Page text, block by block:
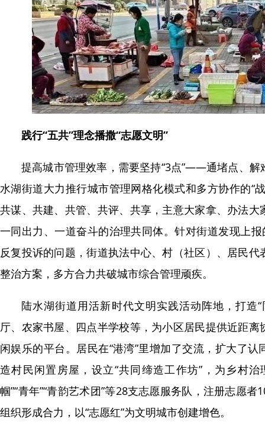
践行“五共”理念播撒“志愿文明”
提高城市管理效率，需要坚持“3点”——通堵点、解
水湖街道大力推行城市管理网格化模式和多方协作的“
共谋、共建、共管、共评、共享，主意大家拿、办法大
一同出力、一道奋斗的治理共同体。针对街道发现上报
反复投诉的问题，街道执法中心、村（社区）、居民
整治方案，多方合力共破城市综合管理顽疾。
陆水湖街道用活新时代文明实践活动阵地，打造
厅、农家书屋、四点半学校等，为小区居民提供近距离
闲娱乐的平台。居民在“港湾”里增加了交流，扩大了
造村民闲置房屋，设立“共同缔造工作坊”，为乡村
帼”“青年”“青韵艺术团”等28支志愿服务队，注册志愿
组织形成合力，以“志愿红”为文明城市创建增色。